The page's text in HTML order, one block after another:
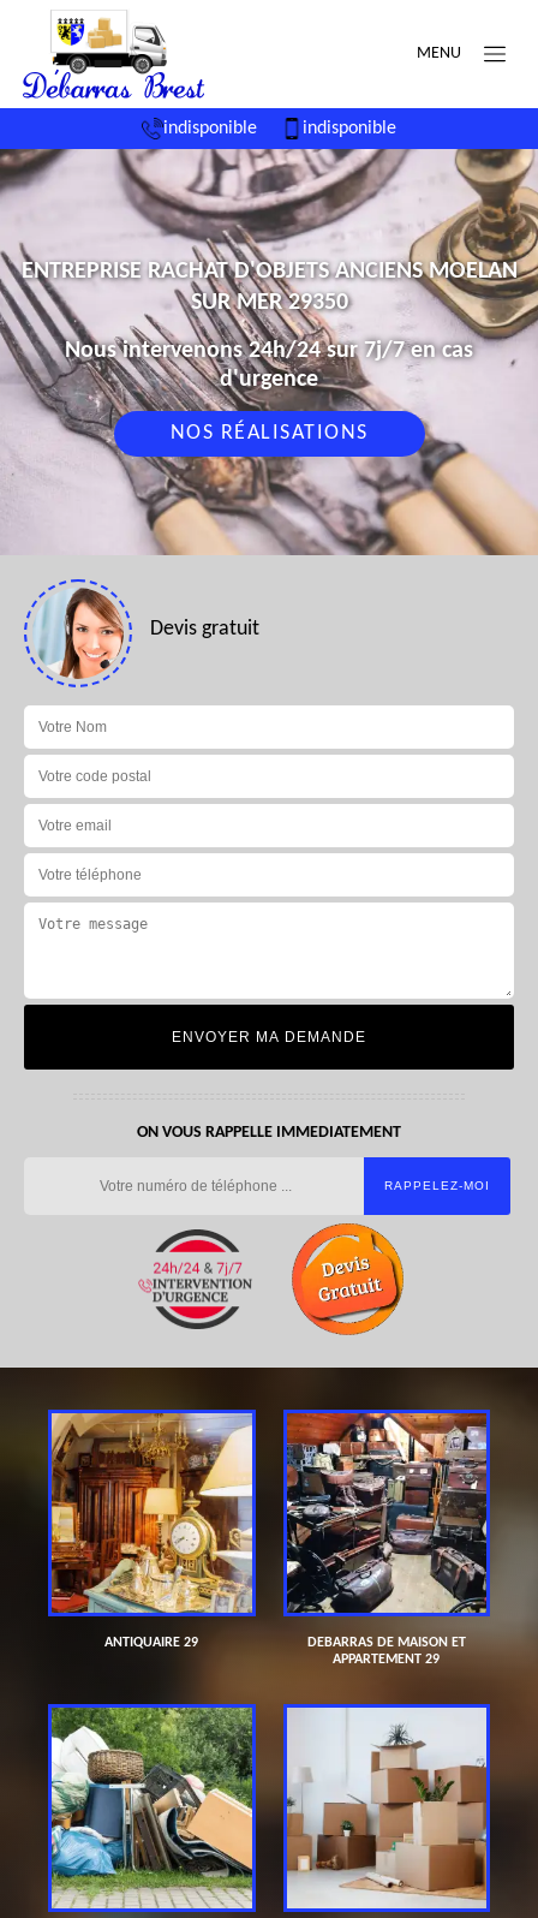
MENU
indisponible indisponible
ENTREPRISE RACHAT D'OBJETS ANCIENS MOELAN
SUR MER 29350
Nous intervenons 24h/24 sur 7j/7 en cas
d'urgence
NOS RÉALISATIONS
Devis gratuit
ON VOUS RAPPELLE IMMEDIATEMENT
ANTIQUAIRE 29
DEBARRAS DE MAISON ET
APPARTEMENT 29